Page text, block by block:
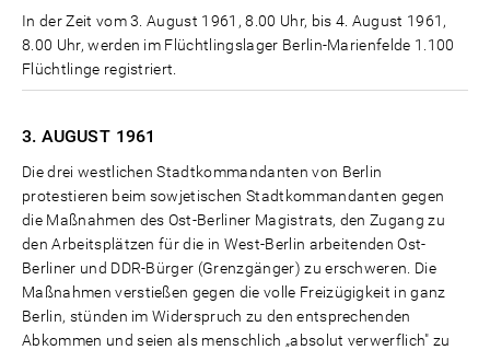
In der Zeit vom 3. August 1961, 8.00 Uhr, bis 4. August 1961,
8.00 Uhr, werden im Flüchtlingslager Berlin-Marienfelde 1.100
Flüchtlinge registriert.
3. AUGUST 1961
Die drei westlichen Stadtkommandanten von Berlin
protestieren beim sowjetischen Stadtkommandanten gegen
die Maßnahmen des Ost-Berliner Magistrats, den Zugang zu
den Arbeitsplätzen für die in West-Berlin arbeitenden Ost-
Berliner und DDR-Bürger (Grenzgänger) zu erschweren. Die
Maßnahmen verstießen gegen die volle Freizügigkeit in ganz
Berlin, stünden im Widerspruch zu den entsprechenden
Abkommen und seien als menschlich „absolut verwerflich" zu